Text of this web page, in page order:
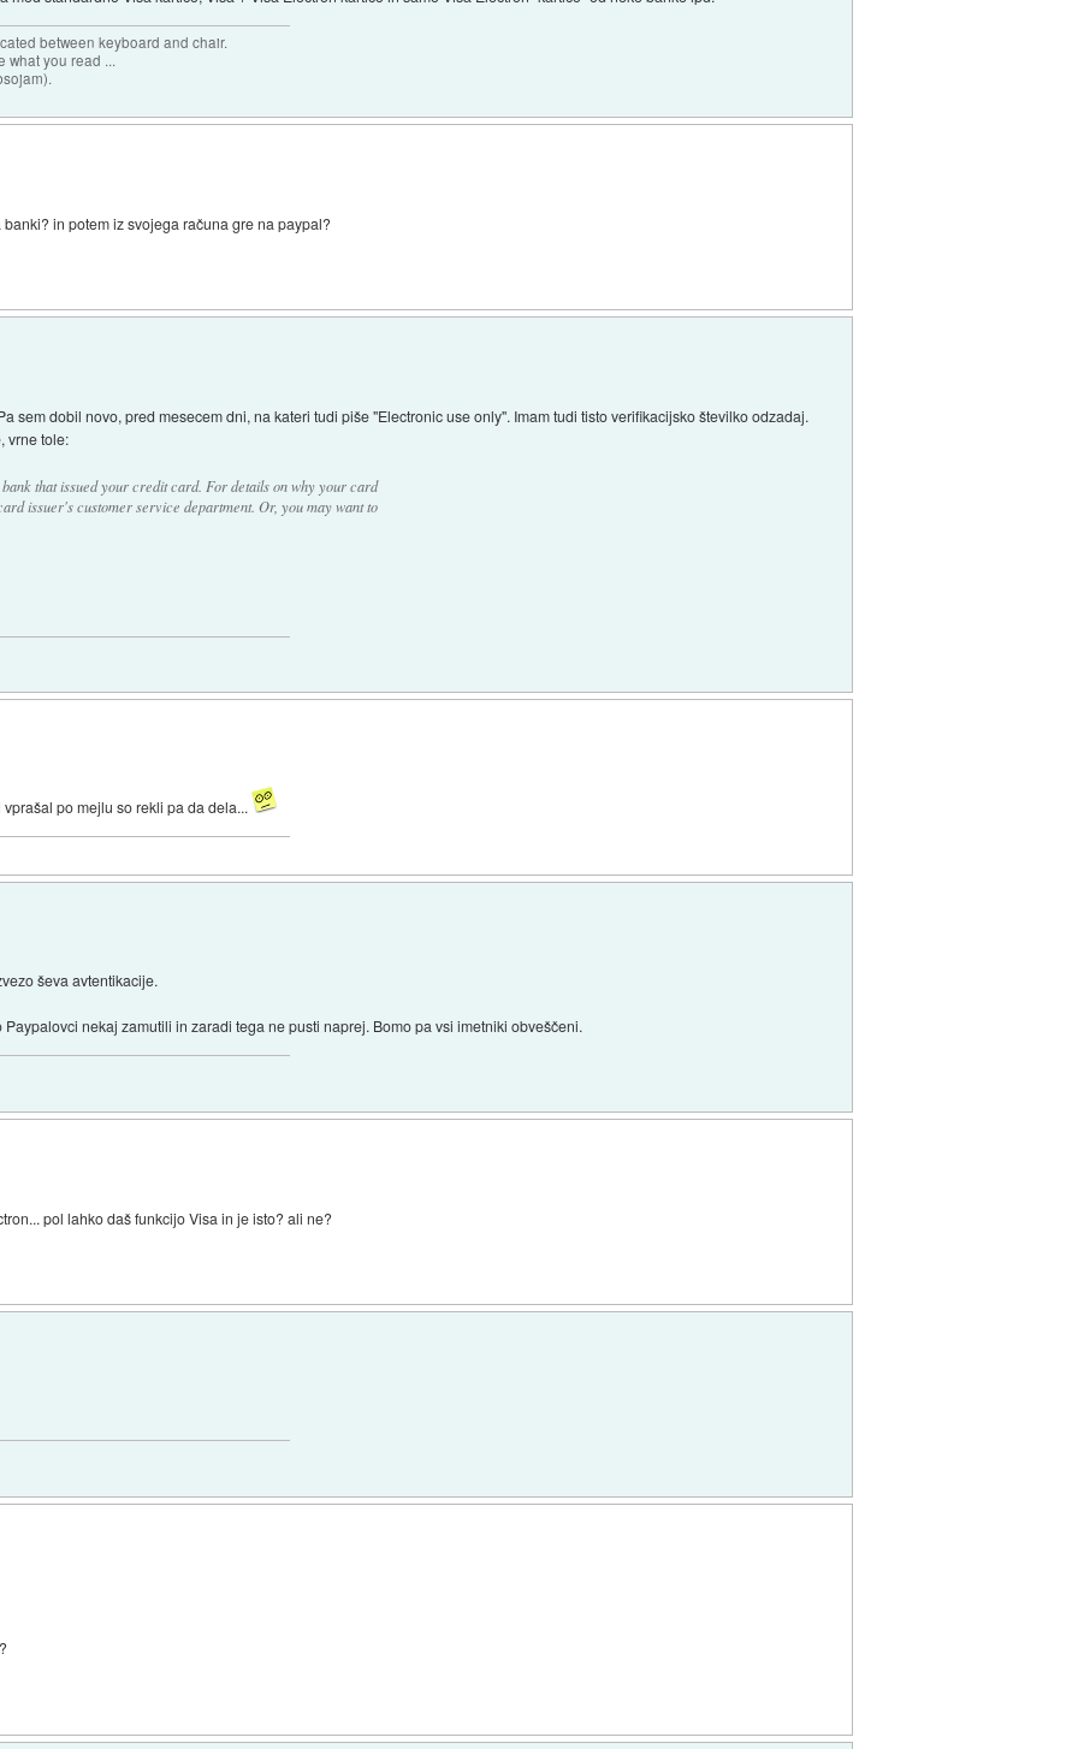
between keyboard and chair.
what you read ...
in potem iz svojega računa gre na paypal?
sem dobil novo, pred mesecem dni, na kateri tudi piše "Electronic use only". Imam tudi tisto verifikacijsko številko odzadaj.
vrne tole:
that issued your credit card. For details on why your card
issuer's customer service department. Or, you may want to
po mejlu so rekli pa da dela...
ševa avtentikacije.
nekaj zamutili in zaradi tega ne pusti naprej. Bomo pa vsi imetniki obveščeni.
pol lahko daš funkcijo Visa in je isto? ali ne?